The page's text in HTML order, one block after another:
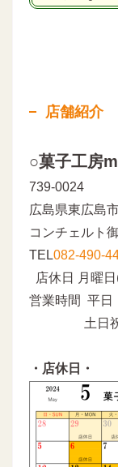
店舗紹介
○菓子工房
739-0024
広島県東広島
コンチェルト
TEL082-490-
店休日 月曜
営業時間 平
土日祝日
・店休日・